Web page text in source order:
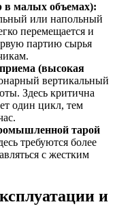
в малых объемах):
или напольный
перемещается и
партию сырья
(высокая
вертикальный
Здесь критична
один цикл, тем
тарой
требуются более
с жестким
и